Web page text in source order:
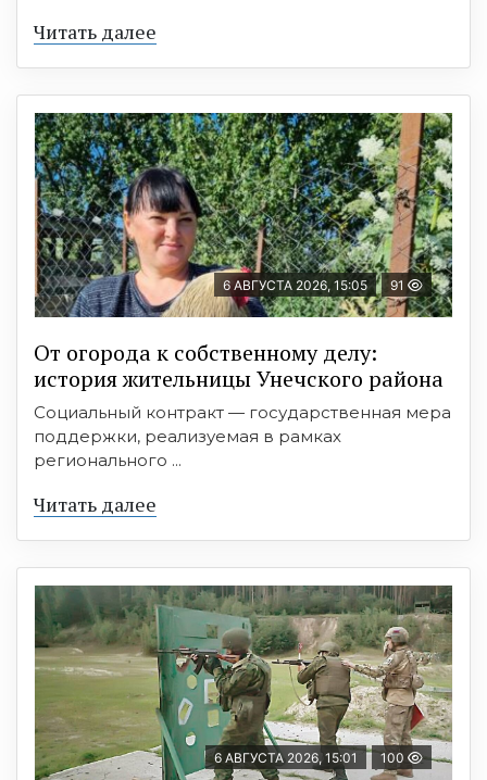
Читать далее
6 АВГУСТА 2026, 15:05 91
От огорода к собственному делу:
история жительницы Унечского района
Социальный контракт — государственная мера
поддержки, реализуемая в рамках
регионального ...
Читать далее
6 АВГУСТА 2026, 15:01 100